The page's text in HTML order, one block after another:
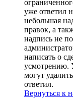
уже ответил
небольшая
правок, а
надпись не
написать о
усмотрению.
могут
ответил.
Вернуться к